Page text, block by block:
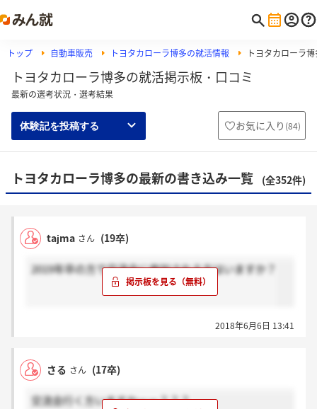
トップ 自動車販売 トヨタカローラ博多の就活情報 トヨタカローラ
トヨタカローラ博多の就活掲示板・口コミ
最新の選考状況・選考結果
体験記を投稿する お気に入り (84)
トヨタカローラ博多の最新の書き込み一覧 (全352件)
tajma さん (19卒)
2019年卒の方で交流会に参加される方はいますか？
2018年6月6日 13:41
さる さん (17卒)
交流会行く方いますかーー？？？